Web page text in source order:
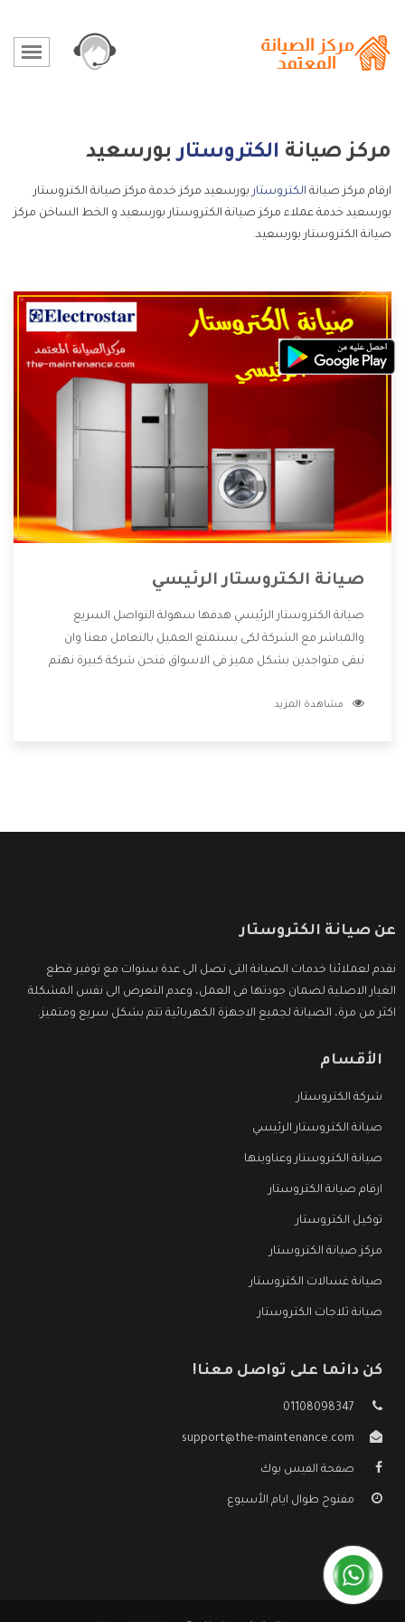
مركز صيانة الكتروستاربورسعيد
ارقام مركز صيانة الكتروستار بورسعيد مركز خدمة مركز صيانة الكتروستار
بورسعيد خدمة عملاء مركز صيانة الكتروستار بورسعيد و الخط الساخن مركز
صيانة الكتروستار بورسعيد.
صيانة الكتروستار الرئيسي
صيانة الكتروستار الرئيسي هدفها سهولة التواصل السريع
والمباشر مع الشركة لكى يستمتع العميل بالتعامل معنا وان
نبقى متواجدين بشكل مميز فى الاسواق فنحن شركة كبيرة نهتم
الشركة بها والتى تكون منها خدمة الصيانة التى تكون من أهم
مشاهدة المزيد
عن صيانة الكتروستار
نقدم لعملائنا خدمات الصيانة التى تصل الى عدة سنوات مع توفير قطع
الغيار الاصلية لضمان جودتها فى العمل، وعدم التعرض الى نفس المشكلة
اكثر من مرة، الصيانة لجميع الاجهزة الكهربائية تتم بشكل سريع ومتميز.
الأقسام
شركة الكتروستار
صيانة الكتروستار الرئيسي
صيانة الكتروستار وعناوينها
ارقام صيانة الكتروستار
توكيل الكتروستار
مركز صيانة الكتروستار
صيانة غسالات الكتروستار
صيانة ثلاجات الكتروستار
كن دائما على تواصل معنا!
01108098347
support@the-maintenance.com
صفحة الفيس بوك
مفتوح طوال ايام الأسبوع